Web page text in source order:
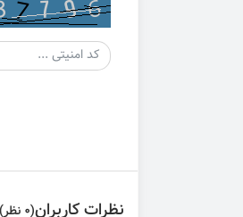
نظرات کاربران(0 نظر)